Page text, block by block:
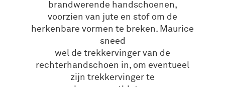
brandwerende handschoenen,
voorzien van jute en stof om de
herkenbare vormen te breken. Maurice
sneed
wel de trekkervinger van de
rechterhandschoen in, om eventueel
zijn trekkervinger te